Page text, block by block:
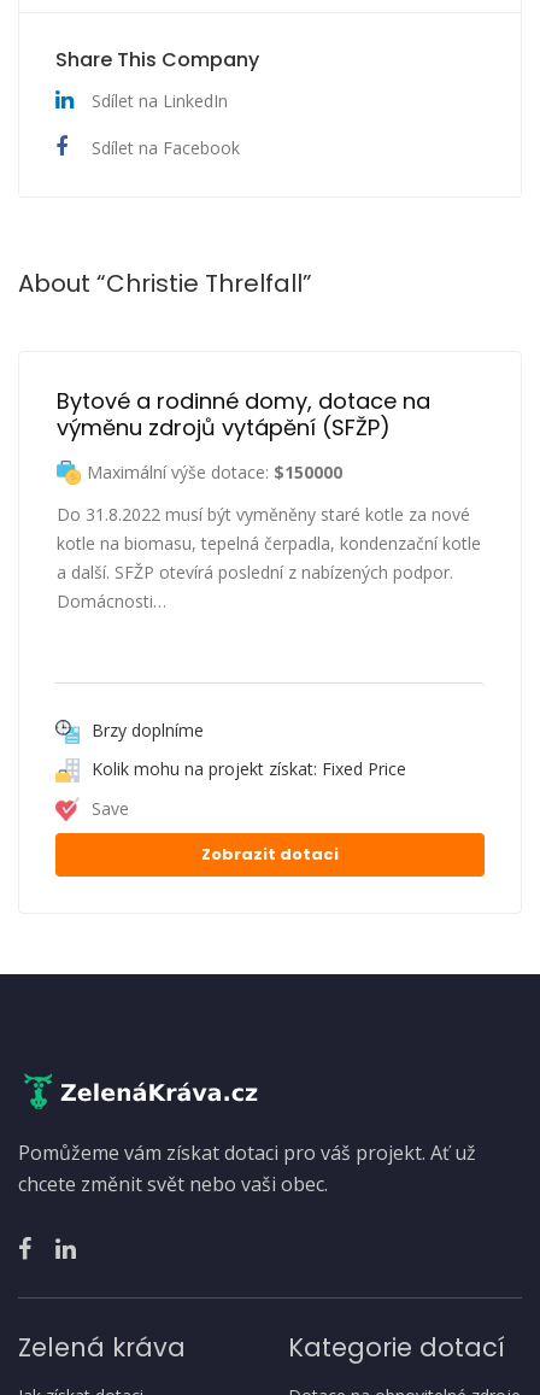
Share This Company
Sdílet na LinkedIn
Sdílet na Facebook
About “Christie Threlfall”
Bytové a rodinné domy, dotace na
výměnu zdrojů vytápění (SFŽP)
Maximální výše dotace: $150000
Do 31.8.2022 musí být vyměněny staré kotle za nové
kotle na biomasu, tepelná čerpadla, kondenzační kotle
a další. SFŽP otevírá poslední z nabízených podpor.
Domácnosti…
Brzy doplníme
Kolik mohu na projekt získat: Fixed Price
Save
Zobrazit dotaci
Pomůžeme vám získat dotaci pro váš projekt. Ať už
chcete změnit svět nebo vaši obec.
Zelená kráva Kategorie dotací